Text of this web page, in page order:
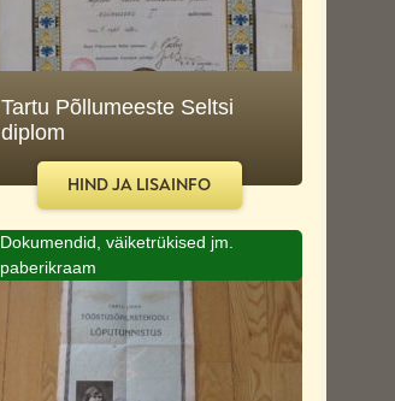
Tartu Põllumeeste Seltsi
diplom
HIND JA LISAINFO
Dokumendid, väiketrükised jm.
paberikraam